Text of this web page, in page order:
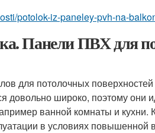
potolok-iz-paneley-pvh-na-
Панели ПВХ для
для потолочных
довольно широко, поэтому они
ванной комнаты и кухни.
в условиях повышенной